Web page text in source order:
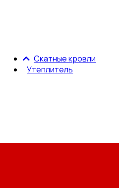
Скатные кровли
Утеплитель